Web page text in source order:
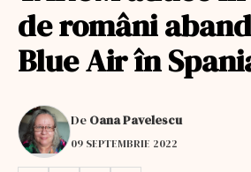
de români
Blue Air în
De Oana Pavelescu
09 SEPTEMBRIE 2022